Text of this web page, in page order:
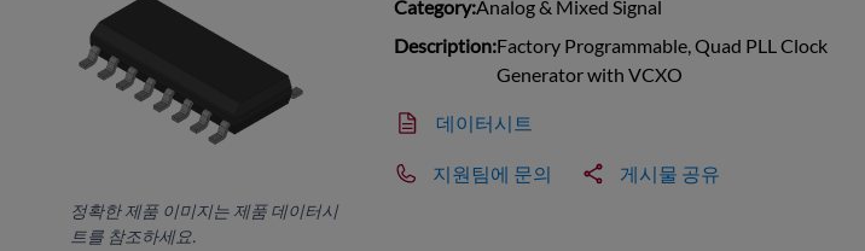
정확한 제품 이미지는 제품 데이터시
트를 참조하세요.
Category:Analog & Mixed Signal
Description:Factory Programmable, Quad PLL Clock
Generator with VCXO
데이터시트
지원팀에 문의 게시물 공유